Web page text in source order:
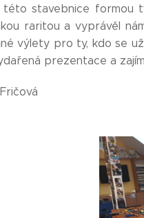
této stavebnice formou
raritou a vyprávěl
výlety pro ty, kdo se
prezentace a